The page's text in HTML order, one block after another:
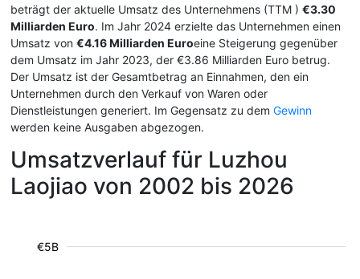
beträgt der aktuelle Umsatz des Unternehmens (TTM ) €3.30
Milliarden Euro. Im Jahr 2024 erzielte das Unternehmen einen
Umsatz von €4.16 Milliarden Euroeine Steigerung gegenüber
dem Umsatz im Jahr 2023, der €3.86 Milliarden Euro betrug.
Der Umsatz ist der Gesamtbetrag an Einnahmen, den ein
Unternehmen durch den Verkauf von Waren oder
Dienstleistungen generiert. Im Gegensatz zu dem Gewinn
werden keine Ausgaben abgezogen.
Umsatzverlauf für Luzhou
Laojiao von 2002 bis 2026
€5B